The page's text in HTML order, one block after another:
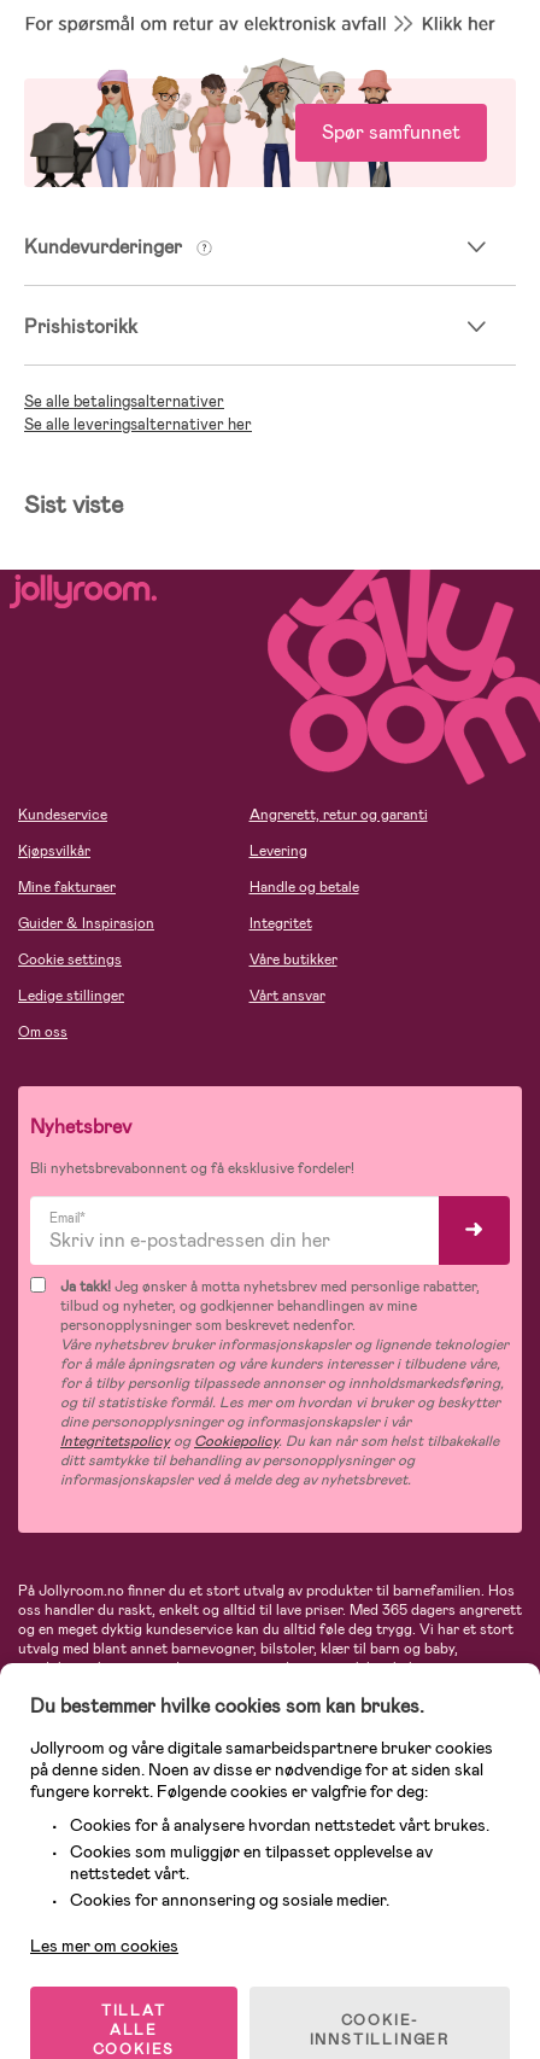
Spør samfunnet
Kundevurderinger
Prishistorikk
Se alle betalingsalternativer
Se alle leveringsalternativer her
Sist viste
Kundeservice
Kjøpsvilkår
Mine fakturaer
Guider & Inspirasjon
Cookie settings
Ledige stillinger
Om oss
Angrerett, retur og garanti
Levering
Handle og betale
Integritet
Våre butikker
Vårt ansvar
Nyhetsbrev
Bli nyhetsbrevabonnent og få eksklusive fordeler!
Email*
Ja takk!Jeg ønsker å motta nyhetsbrev med personlige rabatter,
tilbud og nyheter, og godkjenner behandlingen av mine
personopplysninger som beskrevet nedenfor.
Våre nyhetsbrev bruker informasjonskapsler og lignende teknologier
for å måle åpningsraten og våre kunders interesser i tilbudene våre,
for å tilby personlig tilpassede annonser og innholdsmarkedsføring,
og til statistiske formål. Les mer om hvordan vi bruker og beskytter
dine personopplysninger og informasjonskapsler i vår
IntegritetspolicyogCookiepolicy. Du kan når som helst tilbakekalle
ditt samtykke til behandling av personopplysninger og
informasjonskapsler ved å melde deg av nyhetsbrevet.
På Jollyroom.no finner du et stort utvalg av produkter til barnefamilien. Hos
oss handler du raskt, enkelt og alltid til lave priser. Med 365 dagers angrerett
og en meget dyktig kundeservice kan du alltid føle deg trygg. Vi har et stort
utvalg med blant annet barnevogner, bilstoler, klær til barn og baby,
produkter til mor, mengder av inspirerende interiør, leker, babyustyr og mye
Maxi-Cosi, Baby Jogger, BabyBjörn, Didriksons, KidKraft, Ergobaby, Philips
største nettbutikk for barn og baby!
Du bestemmer hvilke cookies som kan brukes.
Jollyroom og våre digitale samarbeidspartnere bruker cookies
på denne siden. Noen av disse er nødvendige for at siden skal
fungere korrekt. Følgende cookies er valgfrie for deg:
Cookies for å analysere hvordan nettstedet vårt brukes.
Cookies som muliggjør en tilpasset opplevelse av
nettstedet vårt.
Cookies for annonsering og sosiale medier.
Les mer om cookies
TILLAT
ALLE
COOKIES
COOKIE-
INNSTILLINGER